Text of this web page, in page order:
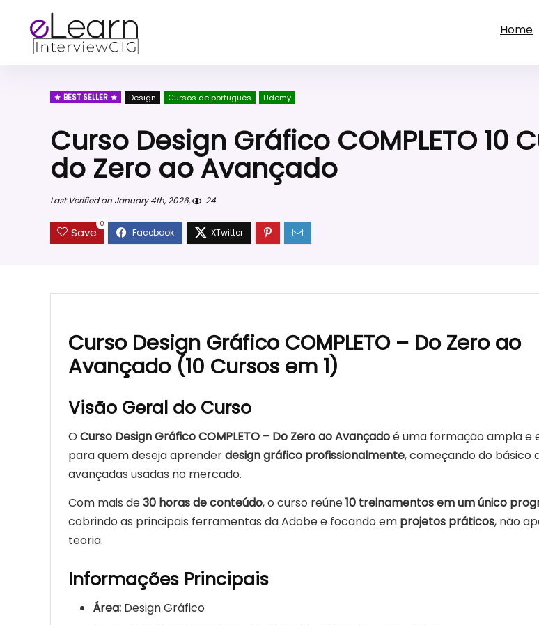
Home
BEST SELLER Design Cursos de português Udemy
Curso Design Gráfico COMPLETO 10
do Zero ao Avançado
Last Verified on January 4th, 2026, 24
Save
0
Curso Design Gráfico COMPLETO – Do Zero ao
Avançado (10 Cursos em 1)
Visão Geral do Curso
O Curso Design Gráfico COMPLETO – Do Zero ao Avançadoé uma formação ampla e
para quem deseja aprenderdesign gráfico profissionalmente, começando do básico
avançadas usadas no mercado.
Com mais de30 horas de conteúdo, o curso reúne10 treinamentos em um único
cobrindo as principais ferramentas da Adobe e focando em projetos práticos, não
teoria.
Informações Principais
Área: Design Gráfico